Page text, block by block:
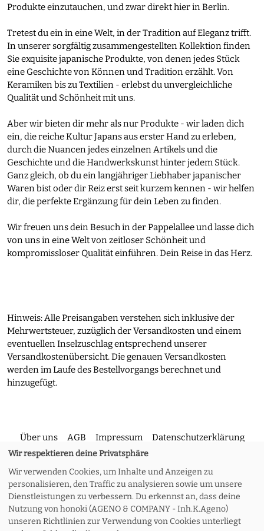
Produkte einzutauchen, und zwar direkt hier in Berlin.
Tretest du ein in eine Welt, in der Tradition auf Eleganz trifft.
In unserer sorgfältig zusammengestellten Kollektion finden
Sie exquisite japanische Produkte, von denen jedes Stück
eine Geschichte von Können und Tradition erzählt. Von
Keramiken bis zu Textilien - erlebst du unvergleichliche
Qualität und Schönheit mit uns.
Aber wir bieten dir mehr als nur Produkte - wir laden dich
ein, die reiche Kultur Japans aus erster Hand zu erleben,
durch die Nuancen jedes einzelnen Artikels und die
Geschichte und die Handwerkskunst hinter jedem Stück.
Ganz gleich, ob du ein langjähriger Liebhaber japanischer
Waren bist oder dir Reiz erst seit kurzem kennen - wir helfen
dir, die perfekte Ergänzung für dein Leben zu finden.
Wir freuen uns dein Besuch in der Pappelallee und lasse dich
von uns in eine Welt von zeitloser Schönheit und
kompromissloser Qualität einführen. Dein Reise in das Herz.
Hinweis: Alle Preisangaben verstehen sich inklusive der
Mehrwertsteuer, zuzüglich der Versandkosten und einem
eventuellen Inselzuschlag entsprechend unserer
Versandkostenübersicht. Die genauen Versandkosten
werden im Laufe des Bestellvorgangs berechnet und
hinzugefügt.
Über uns AGB Impressum Datenschutzerklärung
Kontakt Versand und Rückgabe Widerruf
Zahlungsoptionen Meine Bestellung
Wir respektieren deine Privatsphäre
Wir verwenden Cookies, um Inhalte und Anzeigen zu
personalisieren, den Traffic zu analysieren sowie um unsere
Dienstleistungen zu verbessern. Du erkennst an, dass deine
Nutzung von honoki (AGENO & COMPANY - Inh.K.Ageno)
unseren Richtlinien zur Verwendung von Cookies unterliegt